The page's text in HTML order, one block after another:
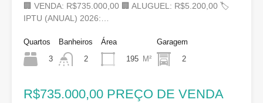
🏢 VENDA: R$735.000,00 🏢 ALUGUEL: R$5.200,00 🏷
IPTU (ANUAL) 2026:…
Quartos
3
Banheiros
2
Área
195 M²
Garagem
2
R$735.000,00 PREÇO DE VENDA